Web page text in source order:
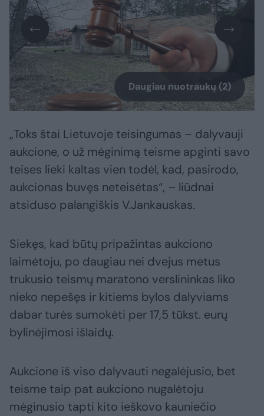
Daugiau nuotraukų (2)
„Toks štai Lietuvoje teisingumas – dalyvauji
aukcione, o už mėginimą teisme apginti savo
teises lieki kaltas vien todėl, kad, pasirodo,
aukcionas buvęs neteisėtas“, – liūdnai
atsiduso palangiškis V.Jankauskas.
Siekęs, kad būtų pripažintas aukciono
laimėtoju, po daugiau nei dvejus metus
trukusio teismų maratono verslininkas liko
nieko nepešęs ir kitiems bylos dalyviams
dabar turės sumokėti per 17,5 tūkst. eurų
bylinėjimosi išlaidų.
Aukcione iš viso dalyvauti negalėjusio, bet
teisme taip pat aukciono nugalėtoju
mėginusio tapti kito ieškovo kauniečio